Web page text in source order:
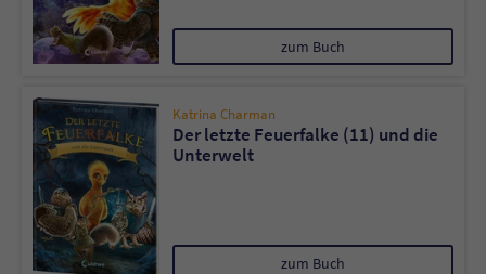
zum Buch
Katrina Charman
Der letzte Feuerfalke (11) und die
Unterwelt
zum Buch